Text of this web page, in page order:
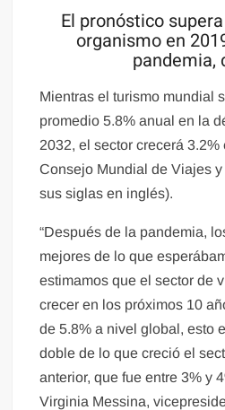
El pronóstico
organismo en
pandemia,
Mientras el turismo mundial
promedio 5.8% anual en la
2032, el sector crecerá
Consejo Mundial de Viajes
sus siglas en inglés).
“Después de la pandemia,
mejores de lo que
estimamos que el sector de
crecer en los próximos 10
de 5.8% a nivel global, esto
doble de lo que creció el
anterior, que fue entre 3% y
Virginia Messina,